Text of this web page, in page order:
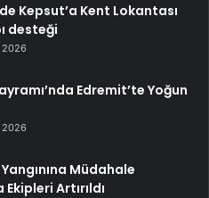
Kepsut’a Kent Lokantası
desteği
2026
Edremit’te Yoğun
2026
Müdahale
Artırıldı